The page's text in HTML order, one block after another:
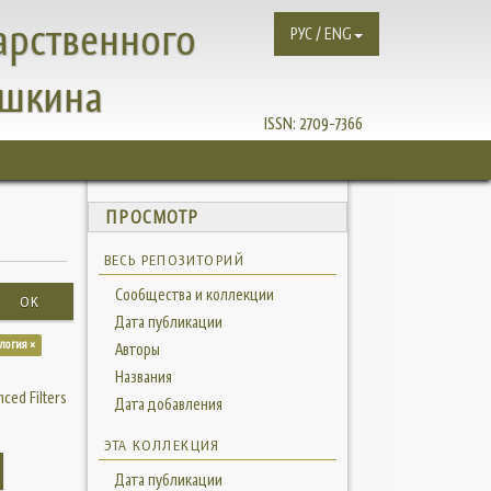
ISSN: 2709-7366
РУС / ENG
OK
×
Filters
ПРОСМОТР
ВЕСЬ РЕПОЗИТОРИЙ
Сообщества и коллекции
Дата публикации
Авторы
Названия
Дата добавления
ЭТА КОЛЛЕКЦИЯ
Дата публикации